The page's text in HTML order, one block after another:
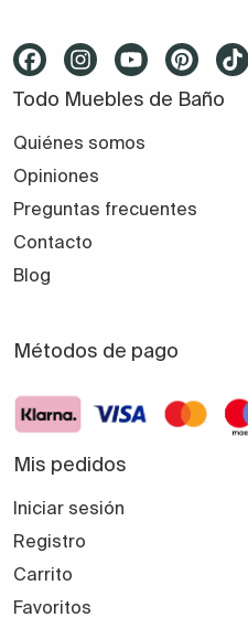
Todo Muebles de Baño
Quiénes somos
Opiniones
Preguntas frecuentes
Contacto
Blog
Métodos de pago
Mis pedidos
Iniciar sesión
Registro
Carrito
Favoritos